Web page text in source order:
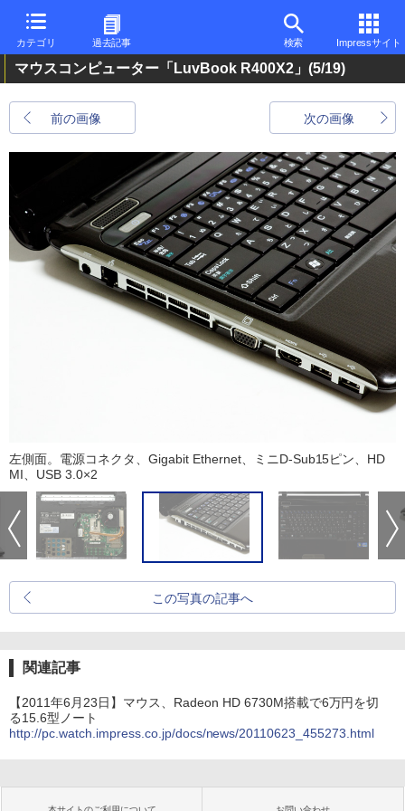
カテゴリ 過去記事 検索 Impressサイト
マウスコンピューター「LuvBook R400X2」 (5/19)
前の画像 次の画像
左側面。電源コネクタ、Gigabit Ethernet、ミニD-Sub15ピン、HD
MI、USB 3.0×2
この写真の記事へ
関連記事
【2011年6月23日】マウス、Radeon HD 6730M搭載で6万円を切
る15.6型ノート
http://pc.watch.impress.co.jp/docs/news/20110623_455273.html